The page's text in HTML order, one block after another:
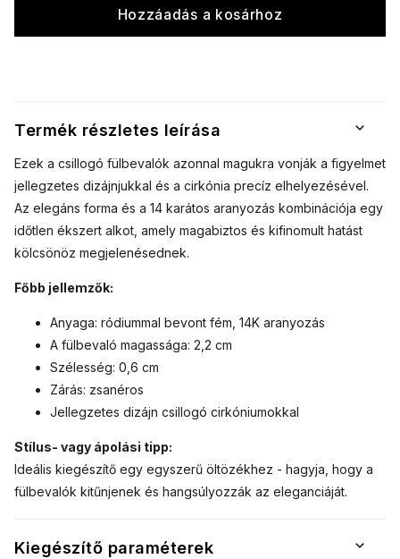
Hozzáadás a kosárhoz
Termék részletes leírása
Ezek a csillogó fülbevalók azonnal magukra vonják a figyelmet
jellegzetes dizájnjukkal és a cirkónia precíz elhelyezésével.
Az elegáns forma és a 14 karátos aranyozás kombinációja egy
időtlen ékszert alkot, amely magabiztos és kifinomult hatást
kölcsönöz megjelenésednek.
Főbb jellemzők:
Anyaga: ródiummal bevont fém, 14K aranyozás
A fülbevaló magassága: 2,2 cm
Szélesség: 0,6 cm
Zárás: zsanéros
Jellegzetes dizájn csillogó cirkóniumokkal
Stílus- vagy ápolási tipp:
Ideális kiegészítő egy egyszerű öltözékhez - hagyja, hogy a
fülbevalók kitűnjenek és hangsúlyozzák az eleganciáját.
Kiegészítő paraméterek